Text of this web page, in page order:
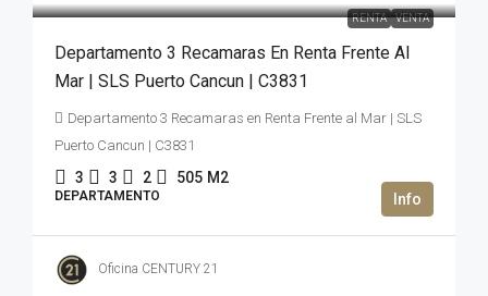
RENTA VENTA
Departamento 3 Recamaras En Renta Frente Al
Mar | SLS Puerto Cancun | C3831
Departamento 3 Recamaras en Renta Frente al Mar | SLS
Puerto Cancun | C3831
3 3 2 505 M2
DEPARTAMENTO
Oficina CENTURY 21